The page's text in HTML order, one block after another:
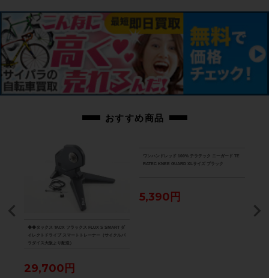
上記以外の確認とメンテナンスは行っておりません。
付属品：シマノの電動Di2用充電器が付属しています。
ペダルは付属いたしません。別途ご用意下さい。
画像に無いキズや汚れもございます。※出品後に店頭にて展示しておりますの
で展示キズがございます。※ペダルなどの付属品に関しては写真に写っている
ものですべてとなりますのでご了承ください。
おすすめ商品
◆◆タックス TACX フラックス FLUX S SMART ダ
イレクトドライブ スマートトレーナー（サイクルパ
ラダイス大阪より配送）
29,700円
ワンハンドレッド 100% テラテック ニーガード TE
RATEC KNEE GUARD XLサイズ ブラック
5,390円